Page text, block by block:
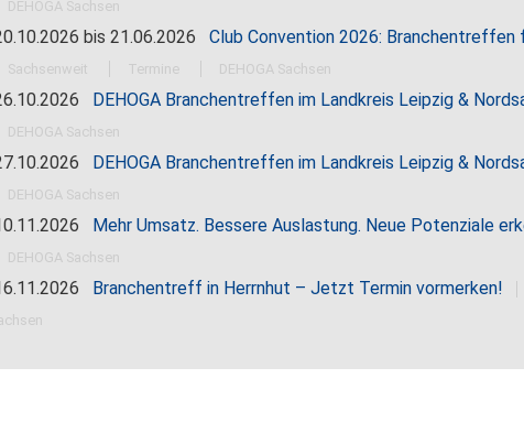
DEHOGA Sachsen
bis 21.06.2026 Club Convention 2026: Branchentreffen
Sachsenweit Termine DEHOGA Sachsen
DEHOGA Branchentreffen im Landkreis Leipzig &
DEHOGA Sachsen
DEHOGA Branchentreffen im Landkreis Leipzig &
DEHOGA Sachsen
Mehr Umsatz. Bessere Auslastung. Neue Potenziale
DEHOGA Sachsen
Branchentreff in Herrnhut – Jetzt Termin vormerken!